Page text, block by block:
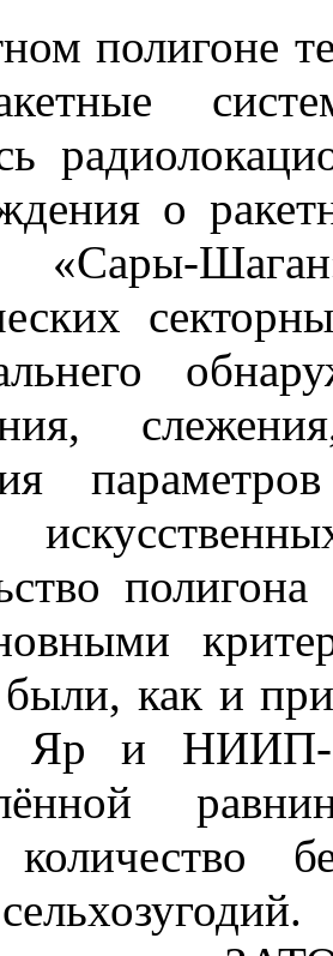
полигоне
о
«Сары-
как и
Яр и НИИП-